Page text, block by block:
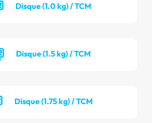
Disque (1.0 kg) / TCM
Disque (1.5 kg) / TCM
Disque (1.75 kg) / TCM